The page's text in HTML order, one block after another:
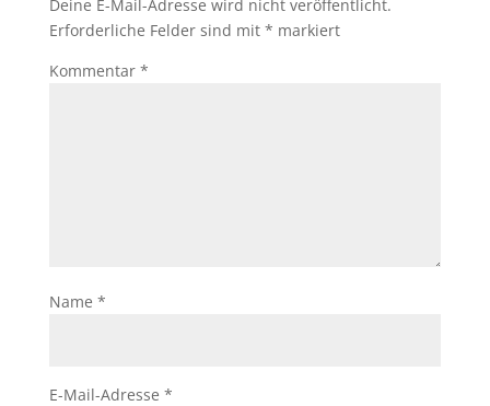
Deine E-Mail-Adresse wird nicht veröffentlicht.
Erforderliche Felder sind mit * markiert
Kommentar *
Name *
E-Mail-Adresse *